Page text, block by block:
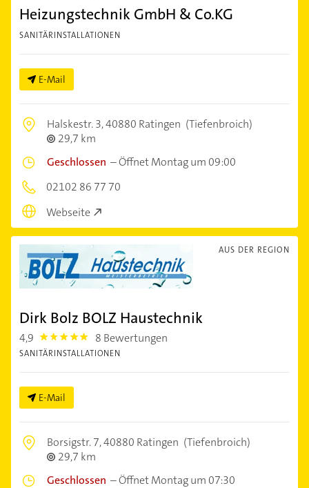
Heizungstechnik GmbH & Co.KG
SANITÄRINSTALLATIONEN
E-Mail
Halskestr. 3,40880 Ratingen (Tiefenbroich)
29,7 km
Geschlossen –Öffnet Montag um 09:00
02102 86 77 70
Webseite
AUS DER REGION
Dirk Bolz BOLZ Haustechnik
4,9 4.9 8 Bewertungen
SANITÄRINSTALLATIONEN
E-Mail
Borsigstr. 7,40880 Ratingen (Tiefenbroich)
29,7 km
Geschlossen –Öffnet Montag um 07:30